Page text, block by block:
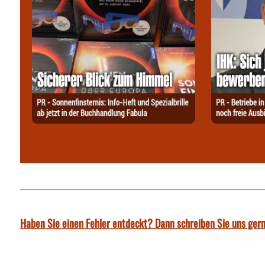
Haben Sie einen Fehler entdeckt? Dann schreiben Sie uns